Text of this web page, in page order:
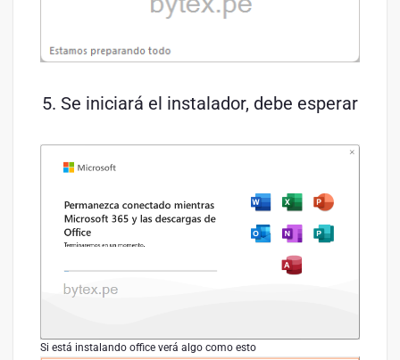
Se iniciará el instalador, debe esperar
Si está instalando office verá algo como esto